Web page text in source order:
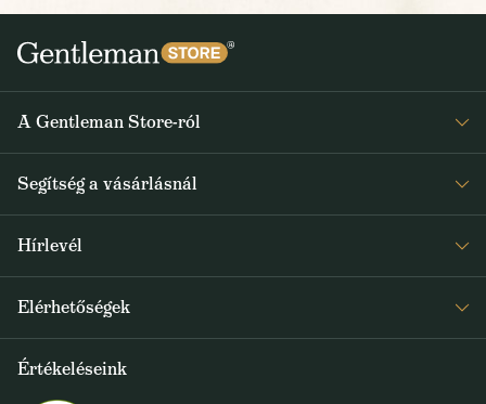
A Gentleman Store-ról
Rólunk
Journal
Segítség a vásárlásnál
Általános Szerződési Feltételek
Hírlevél
a speciális kínálatokról
Elérhetőségek
Értékeléseink